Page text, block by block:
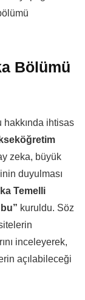
Bölümü
hakkında ihtisas
zeka, büyük
duyulması
Temelli
kuruldu. Söz
inceleyerek,
açılabileceği